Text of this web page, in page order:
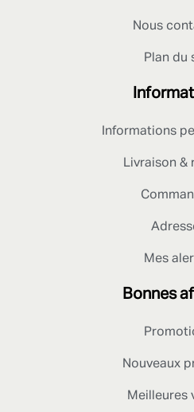
Nous
Plan du
Informations
Livraison &
Mes
Bonnes
Nouveaux
Meilleures